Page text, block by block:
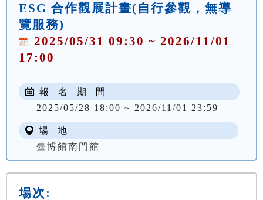
ESG 合作觀展計畫(自行參觀，無導
覽服務)
2025/05/31 09:30 ~ 2026/11/01
17:00
報 名 期 間
2025/05/28 18:00 ~ 2026/11/01 23:59
場 地
臺博館南門館
場次: